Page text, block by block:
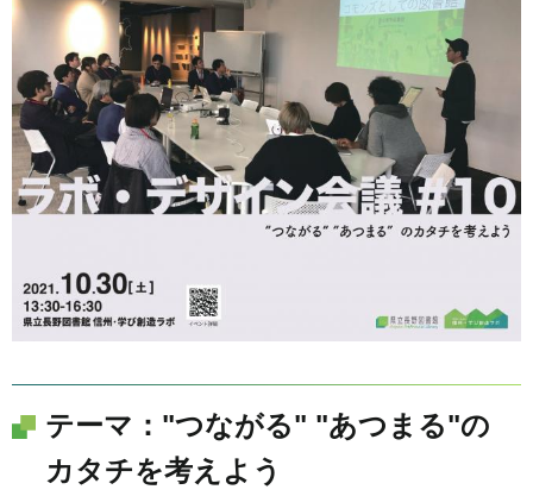
テーマ："つながる" "あつまる"の
カタチを考えよう